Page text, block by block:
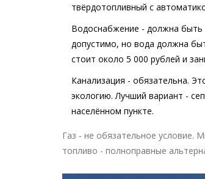
твёрдотопливный с
Водоснабжение - должна быть
допустимо, но вода должна
стоит около 5 000 рублей и
Канализация - обязательна.
экологию. Лучший вариант -
населённом пункте.
Газ - не обязательное условие.
топливо - полноправные